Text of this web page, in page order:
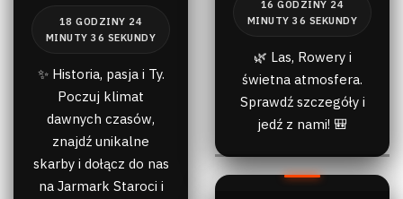
✨ Historia, pasja i Ty.
Poczuj klimat
dawnych czasów,
znajdź unikalne
skarby i dołącz do nas
na Jarmark Staroci i
🌿 Las, Rowery i
świetna atmosfera.
Sprawdź szczegóły i
jedź z nami! 🎒